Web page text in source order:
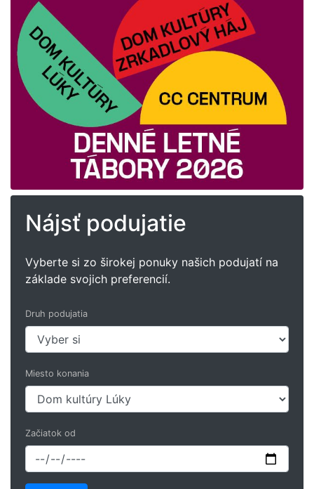
Nájsť podujatie
Vyberte si zo širokej ponuky našich podujatí na
základe svojich preferencií.
Druh podujatia
Miesto konania
Začiatok od